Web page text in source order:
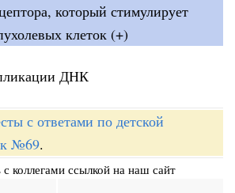
который стимулирует
клеток (+)
ДНК
с ответами по детской
№69.
коллегами ссылкой на наш сайт